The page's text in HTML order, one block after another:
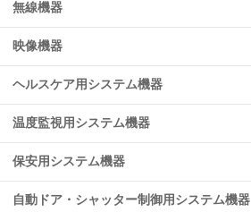
無線機器
映像機器
ヘルスケア用システム機器
温度監視用システム機器
保安用システム機器
自動ドア・シャッター制御用システム機器